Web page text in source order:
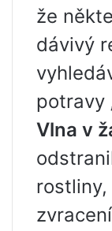
že
dávivý
potravy
Vlna v